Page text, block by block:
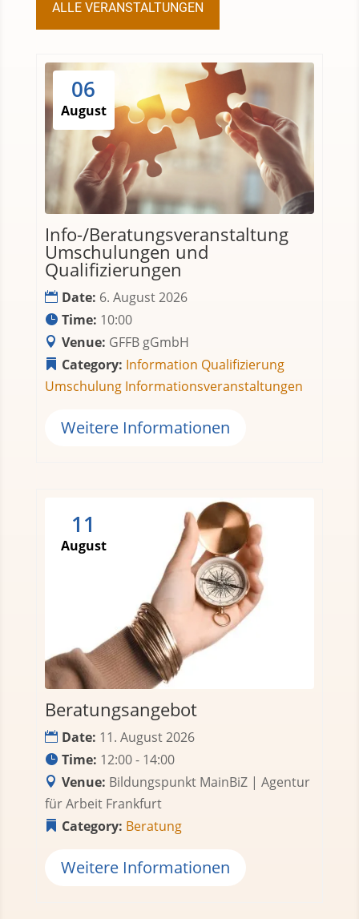
ALLE VERANSTALTUNGEN
06
August
Info-/Beratungsveranstaltung
Umschulungen und
Qualifizierungen
Date: 6. August 2026
Time: 10:00
Venue: GFFB gGmbH
Category: Information Qualifizierung
Umschulung Informationsveranstaltungen
Weitere Informationen
11
August
Beratungsangebot
Date: 11. August 2026
Time: 12:00 - 14:00
Venue: Bildungspunkt MainBiZ | Agentur
für Arbeit Frankfurt
Category: Beratung
Weitere Informationen